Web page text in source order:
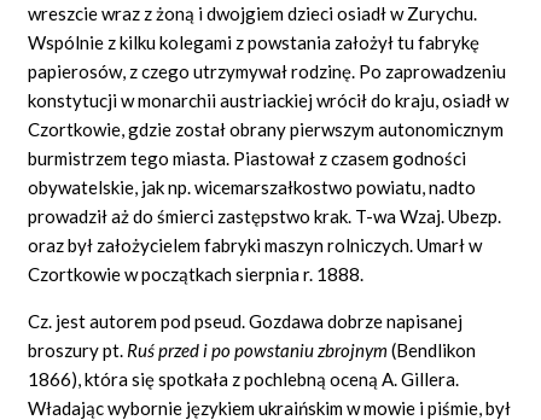
wreszcie wraz z żoną i dwojgiem dzieci osiadł w Zurychu.
Wspólnie z kilku kolegami z powstania założył tu fabrykę
papierosów, z czego utrzymywał rodzinę. Po zaprowadzeniu
konstytucji w monarchii austriackiej wrócił do kraju, osiadł w
Czortkowie, gdzie został obrany pierwszym autonomicznym
burmistrzem tego miasta. Piastował z czasem godności
obywatelskie, jak np. wicemarszałkostwo powiatu, nadto
prowadził aż do śmierci zastępstwo krak. T-wa Wzaj. Ubezp.
oraz był założycielem fabryki maszyn rolniczych. Umarł w
Czortkowie w początkach sierpnia r. 1888.
Cz. jest autorem pod pseud. Gozdawa dobrze napisanej
broszury pt. Ruś przed i po powstaniu zbrojnym(Bendlikon
1866), która się spotkała z pochlebną oceną A. Gillera.
Władając wybornie językiem ukraińskim w mowie i piśmie, był